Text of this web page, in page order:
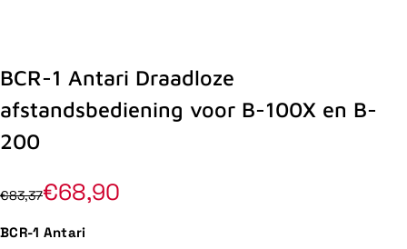
BCR-1 Antari Draadloze
afstandsbediening voor B-100X en B-
200
€83,37€68,90
BCR-1 Antari